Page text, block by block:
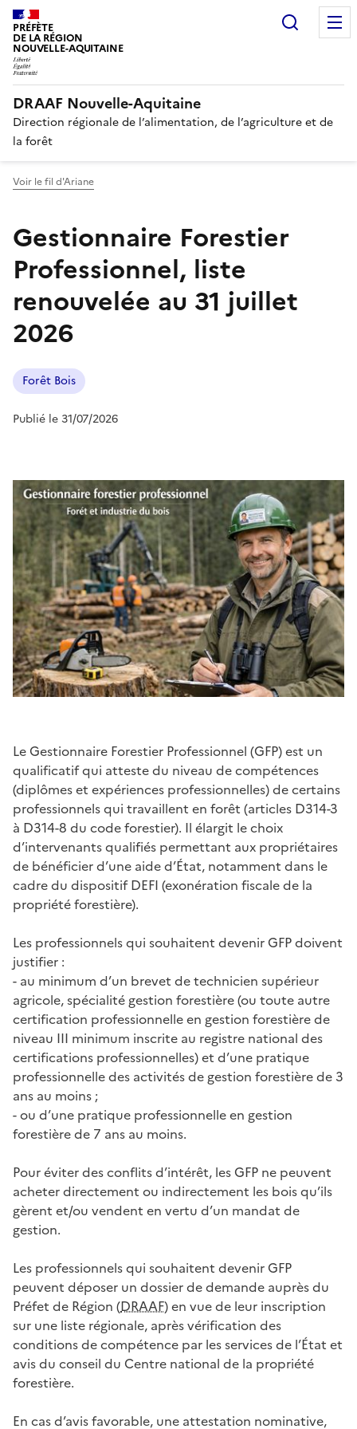
PRÉFÈTE
DE LA RÉGION
NOUVELLE-AQUITAINE
DRAAF Nouvelle-Aquitaine
Direction régionale de l’alimentation, de l’agriculture et de
la forêt
Voir le fil d'Ariane
Gestionnaire Forestier
Professionnel, liste
renouvelée au 31 juillet
2026
Forêt Bois
Publié le 31/07/2026
Le Gestionnaire Forestier Professionnel (GFP) est un
qualificatif qui atteste du niveau de compétences
(diplômes et expériences professionnelles) de certains
professionnels qui travaillent en forêt (articles D314-3
à D314-8 du code forestier). Il élargit le choix
d’intervenants qualifiés permettant aux propriétaires
de bénéficier d’une aide d’État, notamment dans le
cadre du dispositif DEFI (exonération fiscale de la
propriété forestière).
Les professionnels qui souhaitent devenir GFP doivent
justifier :
- au minimum d’un brevet de technicien supérieur
agricole, spécialité gestion forestière (ou toute autre
certification professionnelle en gestion forestière de
niveau III minimum inscrite au registre national des
certifications professionnelles) et d’une pratique
professionnelle des activités de gestion forestière de 3
ans au moins ;
- ou d’une pratique professionnelle en gestion
forestière de 7 ans au moins.
Pour éviter des conflits d’intérêt, les GFP ne peuvent
acheter directement ou indirectement les bois qu’ils
gèrent et/ou vendent en vertu d’un mandat de
gestion.
Les professionnels qui souhaitent devenir GFP
peuvent déposer un dossier de demande auprès du
Préfet de Région (DRAAF) en vue de leur inscription
sur une liste régionale, après vérification des
conditions de compétence par les services de l’État et
avis du conseil du Centre national de la propriété
forestière.
En cas d’avis favorable, une attestation nominative,